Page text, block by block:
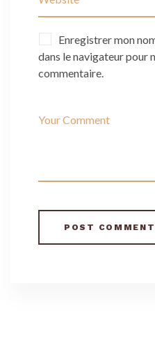
Enregistrer mon
dans le navigateur pour
commentaire.